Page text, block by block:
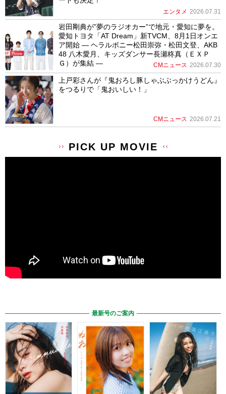
エンタメ 2026.07.31
岩田剛典が”夢のラジオカー”で地元・愛知に夢を。
愛知トヨタ「AT Dream」新TVCM、8月1日オンエ
ア開始 ― ヘラルボニー松田崇弥・松田文登、AKB
48 八木愛月、キッズダンサー長瀬柊真（ＥＸＰ
Ｇ）が集結 ―
CMニュース 2026.07.30
上戸彩さんが『鬼おろし豚しゃぶぶっかけうどん』
をつるりで「鬼おいしい！」
CMニュース 2026.07.21
PICK UP MOVIE
最新号のご案内